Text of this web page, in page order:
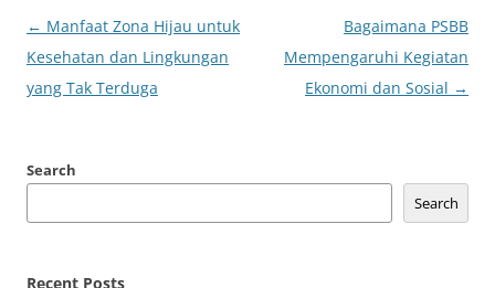
Post
navigation
← Manfaat Zona Hijau untuk
Kesehatan dan Lingkungan
yang Tak Terduga
Bagaimana PSBB
Mempengaruhi Kegiatan
Ekonomi dan Sosial →
Search
Search
Recent Posts